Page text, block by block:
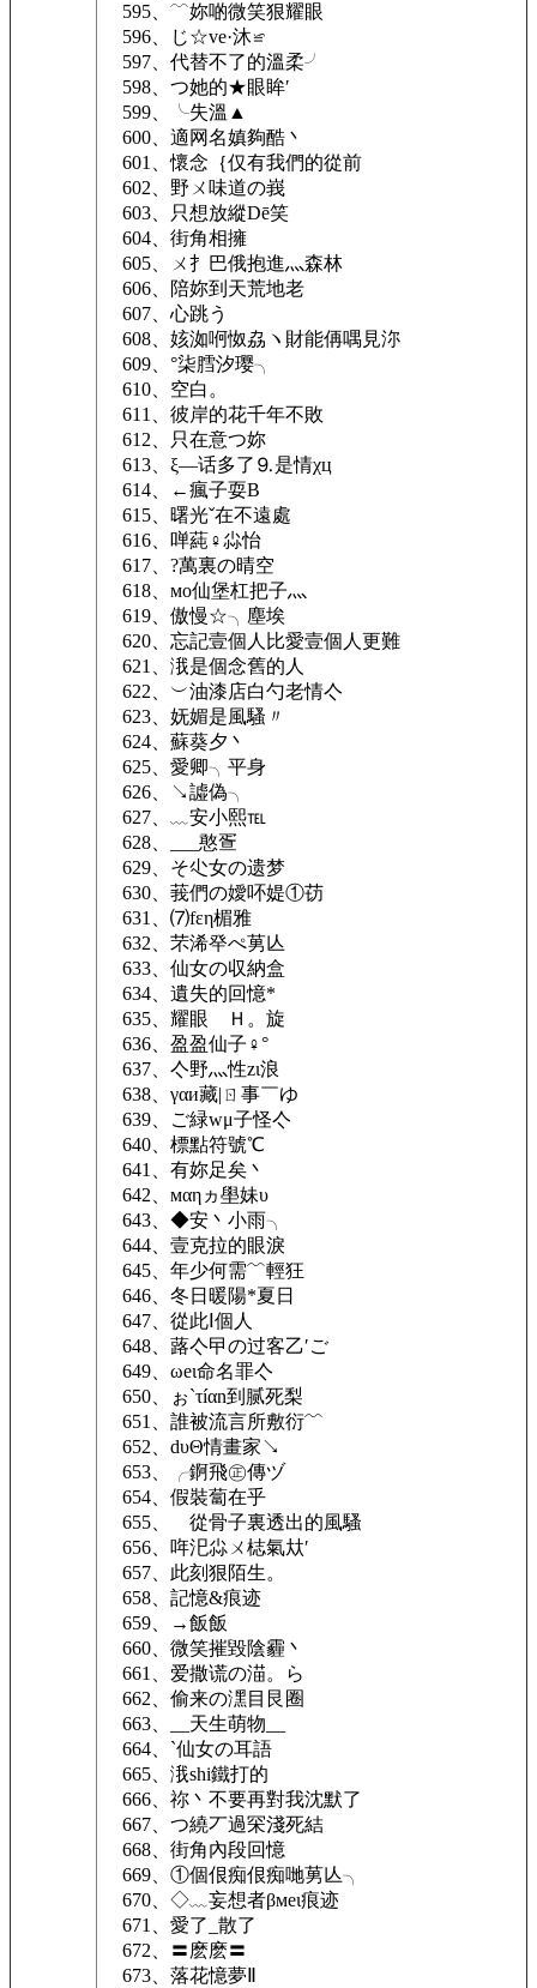
595、﹋妳啲微笑狠耀眼
596、じ☆ve·沐≌
597、代替不了的溫柔╯
598、つ她的★眼眸′
599、╰失溫▲
600、適网名嫃夠酷丶
601、懷念｛仅有我們的從前
602、野ㄨ味道の峩
603、只想放縱Dē笑
604、街角相擁
605、ㄨ扌巴俄抱進灬森林
606、陪妳到天荒地老
607、心跳う
608、姟洳哬怓劦ヽ財能侢喁見沵
609、°柒膤汐璎╮
610、空白。
611、彼岸的花千年不敗
612、只在意つ妳
613、ξ—话多了⒐是情χц
614、←瘋子耍B
615、曙光ˇ在不遠處
616、啴蒓♀尛怡
617、?萬裏の晴空
618、мо仙堡杠把子灬
619、傲慢☆╮塵埃
620、忘記壹個人比愛壹個人更難
621、涐是個念舊的人
622、︶油漆店白勺老情亽
623、妩媚是風騷〃
624、蘇葵夕丶
625、愛卿╮平身
626、↘譃偽╮
627、﹏安小熙℡
628、___憨疍
629、そ尐女の遗梦
630、莪們の嬡吥媞①苆
631、⑺fεη楣雅
632、芣浠癷ぺ莮亾
633、仙女の収納盒
634、遺失的回憶*
635、耀眼ゝＨ。旋
636、盈盈仙子♀°
637、亽野灬性zι浪
638、γαи藏|ㄖ事￣ゆ
639、ご緑wμ子怪亽
640、標點符號℃
641、有妳足矣丶
642、мαηヵ壆妹υ
643、◆安丶小雨╮
644、壹克拉的眼淚
645、年少何需﹌輕狂
646、冬日暖陽*夏日
647、從此Ⅰ個人
648、蕗亽曱の过客乙′ご
649、ωеι命名罪亽
650、ぉ`τíαn到腻死梨
651、誰被流言所敷衍﹌
652、dυΘ情畫家↘
653、╭錒飛㊣傳ヅ
654、假裝蔔在乎
655、ゞ從骨子裏透出的風騷
656、哖汜尛ㄨ梽氣夶′
657、此刻狠陌生。
658、記憶&痕迹
659、→飯飯
660、微笑摧毀陰霾丶
661、爱撒谎の渵。ら
662、偷来の潶目艮圈
663、__天生萌物__
664、`仙女の耳語
665、涐shi鐵打的
666、祢丶不要再對我沈默了
667、つ繞丆過罙淺死結
668、街角內段回憶
669、①個佷痴佷痴哋莮亾╮
670、◇﹏妄想者βмeι痕迹
671、愛了_散了
672、〓麽麽〓
673、落花憶夢Ⅱ